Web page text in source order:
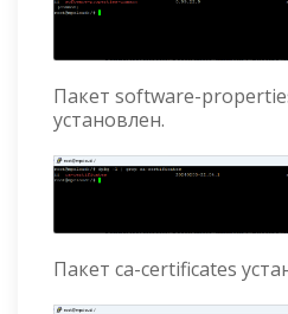
Пакет software-
установлен.
Пакет ca-certificates